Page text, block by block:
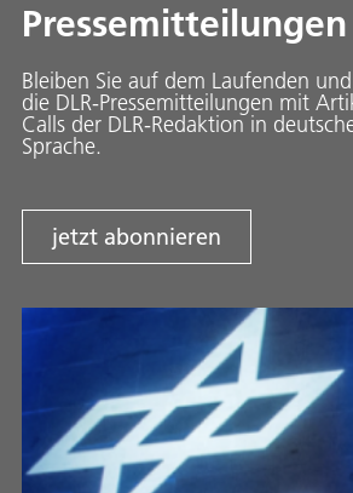
Pressemitteilungen
Bleiben Sie auf dem Laufenden
die DLR-Pressemitteilungen mit
Calls der DLR-Redaktion in
Sprache.
jetzt abonnieren